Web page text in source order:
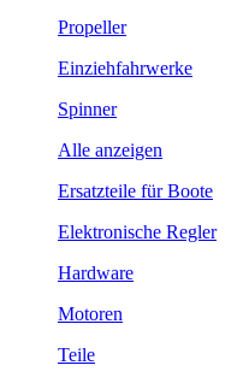
Propeller
Einziehfahrwerke
Spinner
Alle anzeigen
Ersatzteile für Boote
Elektronische Regler
Hardware
Motoren
Teile